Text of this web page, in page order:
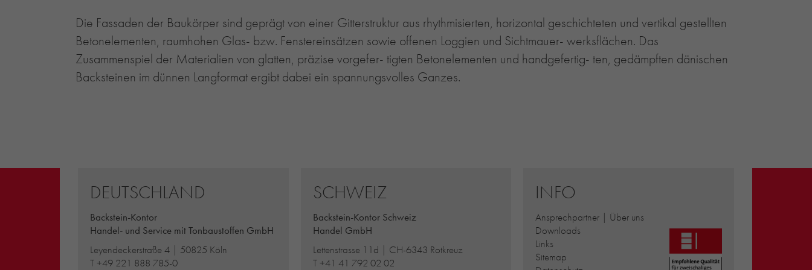
Die Fassaden der Baukörper sind geprägt von einer Gitterstruktur aus rhythmisierten, horizontal geschichteten und vertikal gestellten
Betonelementen, raumhohen Glas- bzw. Fenstereinsätzen sowie offenen Loggien und Sichtmauer- werksflächen. Das
Zusammenspiel der Materialien von glatten, präzise vorgefer- tigten Betonelementen und handgefertig- ten, gedämpften dänischen
Backsteinen im dünnen Langformat ergibt dabei ein spannungsvolles Ganzes.
DEUTSCHLAND
Backstein-Kontor
Handel- und Service mit Tonbaustoffen GmbH
Leyendeckerstraße 4 | 50825 Köln
T+49 221 888 785-0
SCHWEIZ
Backstein-Kontor Schweiz
Handel GmbH
Lettenstrasse 11d | CH-6343 Rotkreuz
T+41 41 792 02 02
INFO
Ansprechpartner | Über uns
Downloads
Links
Sitemap